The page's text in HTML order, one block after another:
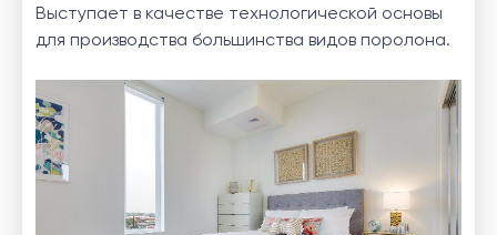
Выступает в качестве технологической основы
для производства большинства видов поролона.